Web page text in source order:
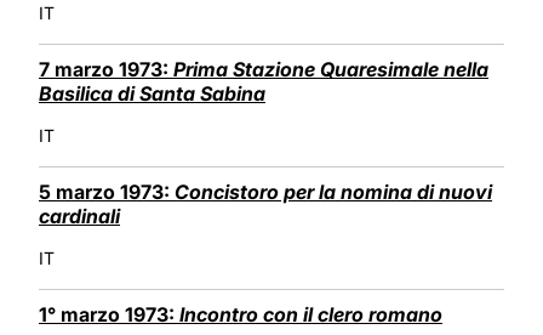
IT
7 marzo 1973: Prima Stazione Quaresimale nella
Basilica di Santa Sabina
IT
5 marzo 1973: Concistoro per la nomina di nuovi
cardinali
IT
1° marzo 1973: Incontro con il clero romano